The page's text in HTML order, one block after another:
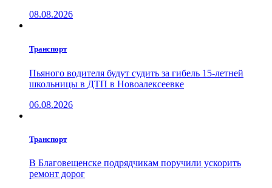
08.08.2026
Транспорт
Пьяного водителя будут судить за гибель 15-летней
школьницы в ДТП в Новоалексеевке
06.08.2026
Транспорт
В Благовещенске подрядчикам поручили ускорить
ремонт дорог